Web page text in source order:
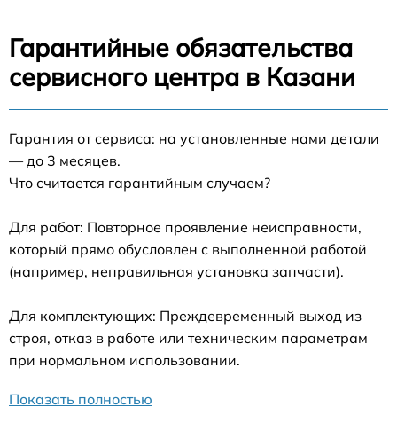
Гарантийные обязательства
сервисного центра в Казани
Гарантия от сервиса: на установленные нами детали
— до 3 месяцев.
Что считается гарантийным случаем?
Для работ: Повторное проявление неисправности,
который прямо обусловлен с выполненной работой
(например, неправильная установка запчасти).
Для комплектующих: Преждевременный выход из
строя, отказ в работе или техническим параметрам
при нормальном использовании.
Показать полностью